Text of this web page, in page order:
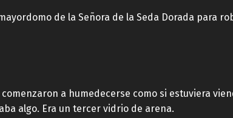
de la Señora de la Seda Dorada para
a humedecerse como si estuviera
algo. Era un tercer vidrio de arena.